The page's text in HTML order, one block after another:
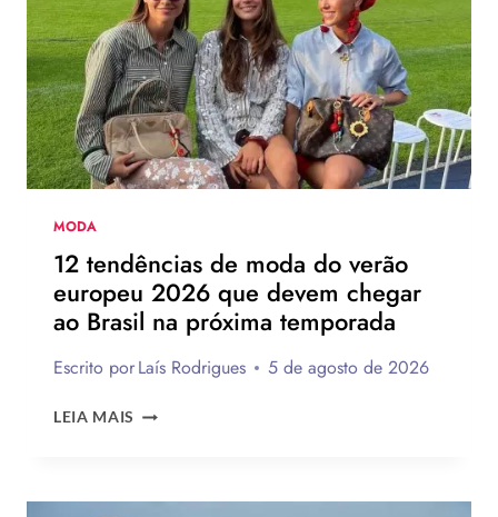
SALTO
DA
HAVAIANAS?
MODA
12 tendências de moda do verão
europeu 2026 que devem chegar
ao Brasil na próxima temporada
Escrito porLaís Rodrigues 5 de agosto de 2026
LEIA MAIS
DO